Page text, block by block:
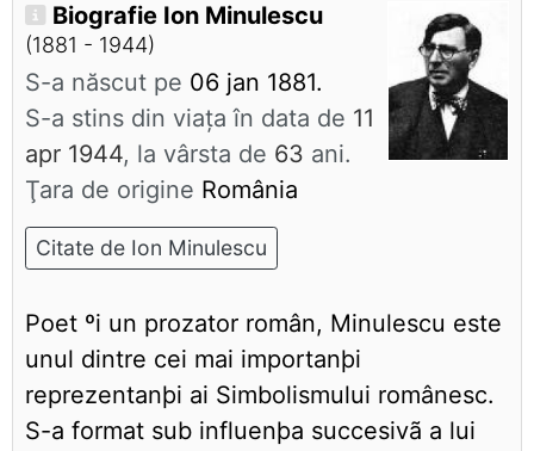
Biografie Ion Minulescu
(1881 - 1944)
S-a născut pe 06 jan 1881.
S-a stins din viaţa în data de 11
apr 1944, la vârsta de 63 ani.
Ţara de origine România
Citate de Ion Minulescu
Poet ºi un prozator român, Minulescu este
unul dintre cei mai importanþi
reprezentanþi ai Simbolismului românesc.
S-a format sub influenþa succesivã a lui